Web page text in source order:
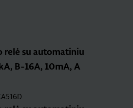
relė su automatiniu
B-16A, 10mA, A